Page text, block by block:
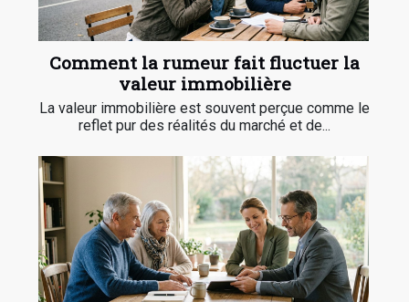
Comment la rumeur fait fluctuer la
valeur immobilière
La valeur immobilière est souvent perçue comme le
reflet pur des réalités du marché et de...